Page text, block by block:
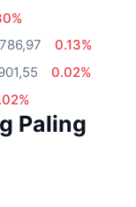
0.13%
0.02%
Paling